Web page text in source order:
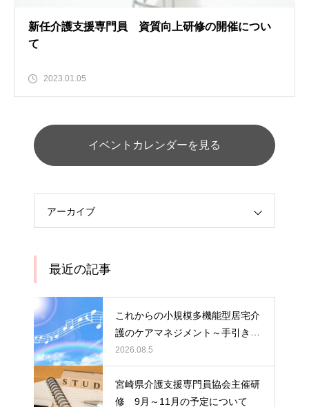
新任介護支援専門員 資質向上研修の開催につい
て
2023.01.05
イベントカレンダーを見る
アーカイブ
最近の記事
これからの小規模多機能型居宅介
護のケアマネジメント～手引きの
活用と実践から学ぶ、利用者・家
族・地域を支える力～ 受講者の
募集について
2026.08.5
宮崎県介護支援専門員協会主催研
修 9月～11月の予定について